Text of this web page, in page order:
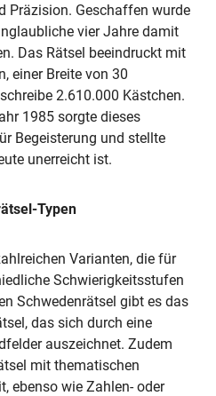
Präzision. Geschaffen wurde
vier Jahre damit
Das Rätsel beeindruckt mit
einer Breite von 30
2.610.000 Kästchen.
1985 sorgte dieses
Begeisterung und stellte
unerreicht ist.
Typen
Varianten, die für
Schwierigkeitsstufen
Schwedenrätsel gibt es das
das sich durch eine
auszeichnet. Zudem
mit thematischen
ebenso wie Zahlen- oder